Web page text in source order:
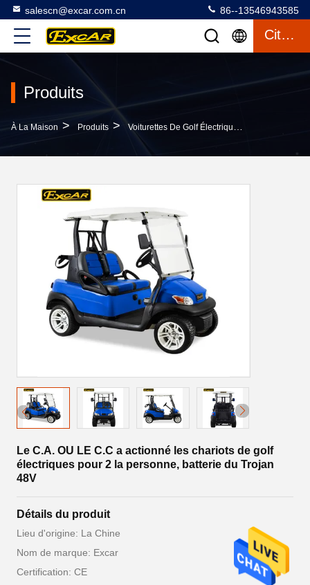
salescn@excar.com.cn 86--13546943585
Citation
Produits
À La Maison > Produits > Voiturettes De Golf Électriques
Le C.A. OU LE C.C a actionné les chariots de golf
électriques pour 2 la personne, batterie du Trojan
48V
Détails du produit
Lieu d'origine: La Chine
Nom de marque: Excar
Certification: CE